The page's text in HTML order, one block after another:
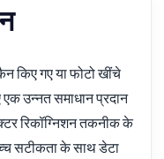
किए गए या फोटो खींचे
उन्नत समाधान प्रदान
रिकॉग्निशन तकनीक के
सटीकता के साथ डेटा